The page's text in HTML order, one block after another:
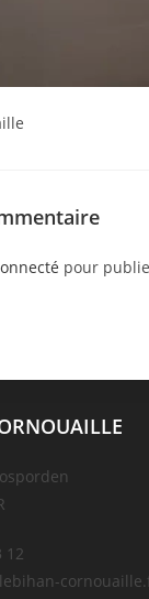
pour
12